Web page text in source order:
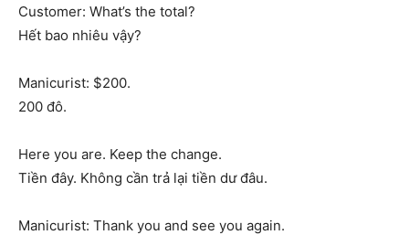
Customer: What’s the total?
Hết bao nhiêu vậy?
Manicurist: $200.
200 đô.
Here you are. Keep the change.
Tiền đây. Không cần trả lại tiền dư đâu.
Manicurist: Thank you and see you again.